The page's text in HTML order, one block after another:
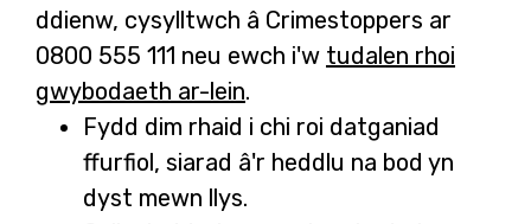
ddienw, cysylltwch â Crimestoppers ar
0800 555 111 neu ewch i'w tudalen rhoi
gwybodaeth ar-lein.
Fydd dim rhaid i chi roi datganiad
ffurfiol, siarad â'r heddlu na bod yn
dyst mewn llys.